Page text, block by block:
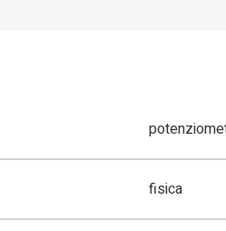
fisica